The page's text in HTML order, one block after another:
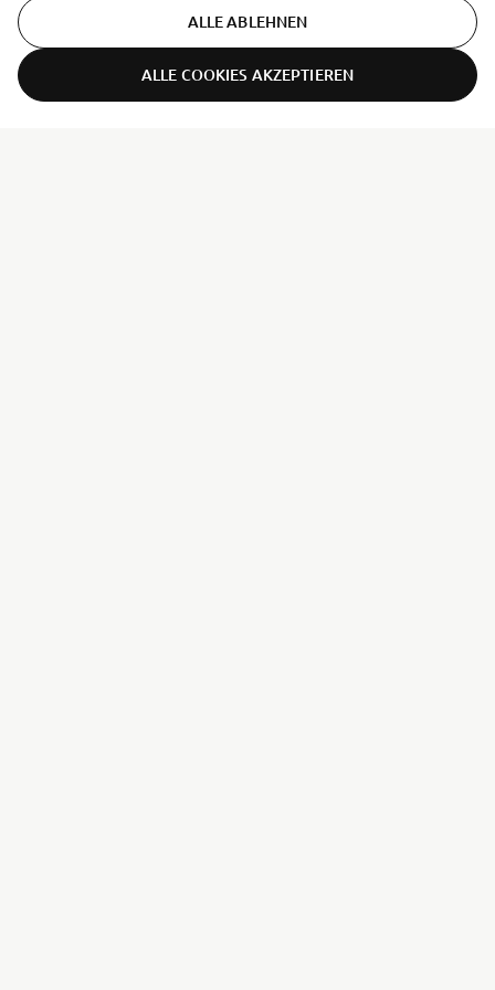
ALLE ABLEHNEN
ALLE COOKIES AKZEPTIEREN